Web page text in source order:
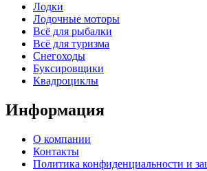
Лодки
Лодочные моторы
Всё для рыбалки
Всё для туризма
Снегоходы
Буксировщики
Квадроциклы
Информация
О компании
Контакты
Политика конфиденциальности и